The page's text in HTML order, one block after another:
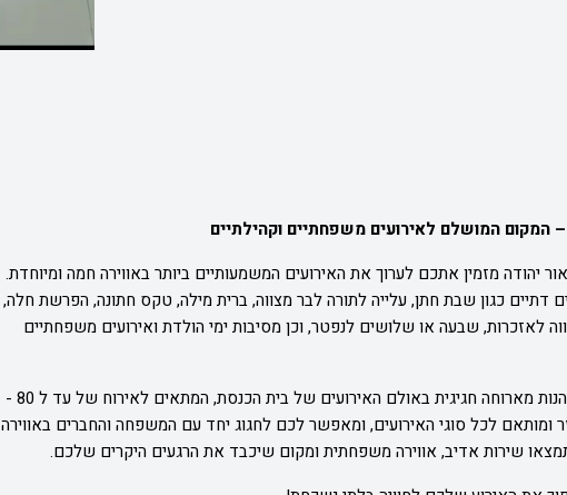
המקום המושלם לאירועים משפחתיים וקהילתיים
יהודה מזמין אתכם לערוך את האירועים המשמעותיים ביותר באווירה חמה ומיוחדת.
דתיים כגון שבת חתן, עלייה לתורה לבר מצווה, ברית מילה, טקס חתונה, הפרשת חלה,
לאזכרות, שבעה או שלושים לנפטר, וכן מסיבות ימי הולדת ואירועים משפחתיים
לאחר התפילה, תוכלו ליהנות מארוחה חגיגית באולם האירועים של בית הכנסת, המתאים לאירוח של עד ל 80 -
ומותאם לכל סוגי האירועים, ומאפשר לכם לחגוג יחד עם המשפחה והחברים באווירה
שירות אדיב, אווירה משפחתית ומקום שיכבד את הרגעים היקרים שלכם.